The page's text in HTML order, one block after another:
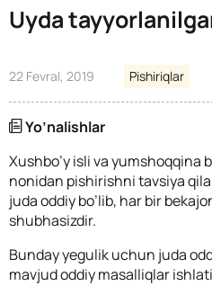
Uyda
22 Fevral, 2019 Pishiriqlar
Yo’nalishlar
Xushbo’y isli va yumshoqqina
nonidan pishirishni tavsiya
juda oddiy bo’lib, har bir
shubhasizdir.
Bunday yegulik uchun juda
mavjud oddiy masalliqlar